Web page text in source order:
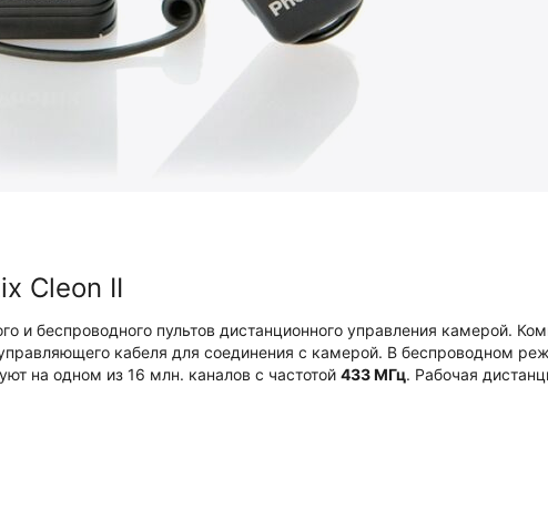
Cleon II
и беспроводного пультов дистанционного управления камерой.
кабеля для соединения с камерой. В беспроводном
на одном из 16 млн. каналов с частотой 433 МГц. Рабочая